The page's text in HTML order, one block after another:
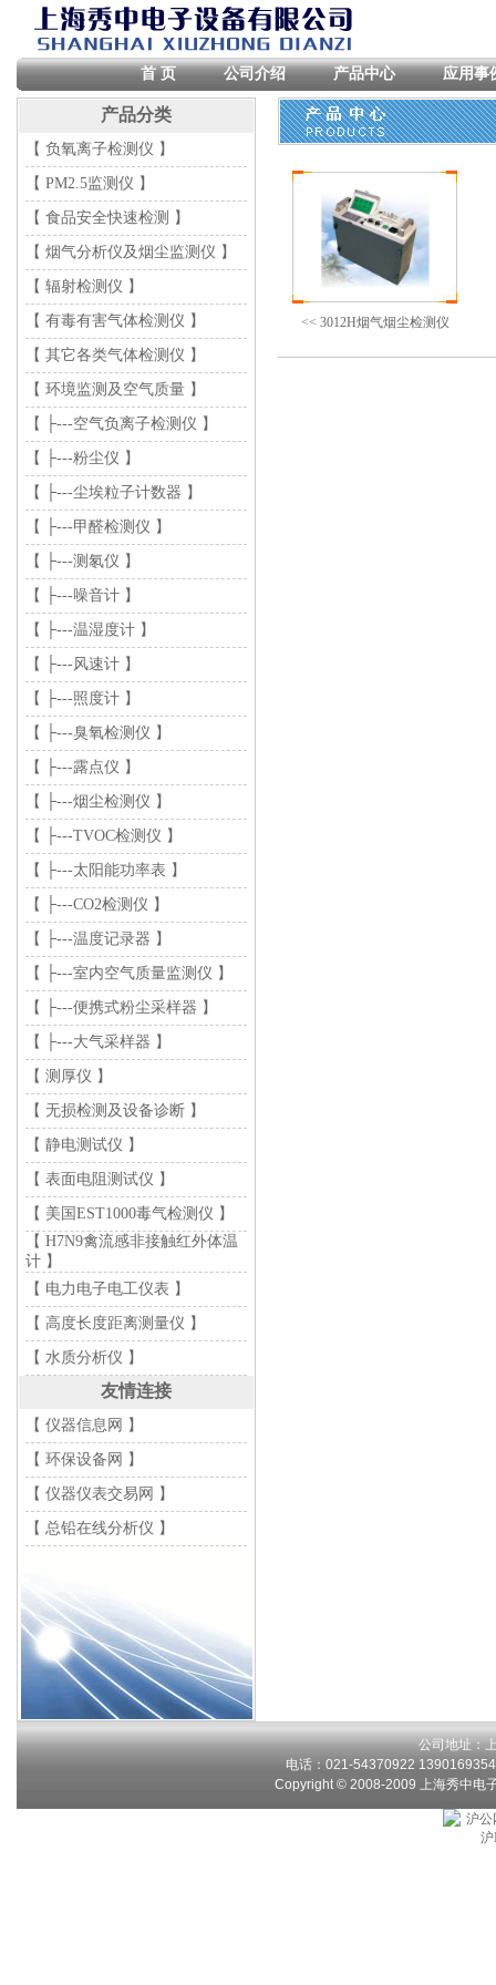
首 页 公司介绍 产品中心 应用事
产品分类
【 负氧离子检测仪 】
【 PM2.5监测仪 】
【 食品安全快速检测 】
【 烟气分析仪及烟尘监测仪 】
【 辐射检测仪 】
【 有毒有害气体检测仪 】
【 其它各类气体检测仪 】
【 环境监测及空气质量 】
【 ├---空气负离子检测仪 】
【 ├---粉尘仪 】
【 ├---尘埃粒子计数器 】
【 ├---甲醛检测仪 】
【 ├---测氡仪 】
【 ├---噪音计 】
【 ├---温湿度计 】
【 ├---风速计 】
【 ├---照度计 】
【 ├---臭氧检测仪 】
【 ├---露点仪 】
【 ├---烟尘检测仪 】
【 ├---TVOC检测仪 】
【 ├---太阳能功率表 】
【 ├---CO2检测仪 】
【 ├---温度记录器 】
【 ├---室内空气质量监测仪 】
【 ├---便携式粉尘采样器 】
【 ├---大气采样器 】
【 测厚仪 】
【 无损检测及设备诊断 】
【 静电测试仪 】
【 表面电阻测试仪 】
【 美国EST1000毒气检测仪 】
【 H7N9禽流感非接触红外体温
计 】
【 电力电子电工仪表 】
【 高度长度距离测量仪 】
【 水质分析仪 】
友情连接
【 仪器信息网 】
【 环保设备网 】
【 仪器仪表交易网 】
【 总铅在线分析仪 】
<< 3012H烟气烟尘检测仪
公司地址：
电话：021-54370922
Copyright © 2008-2009 上海秀中电
沪公
沪